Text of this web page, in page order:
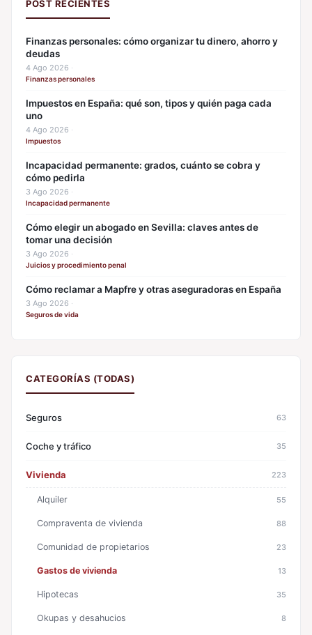
POST RECIENTES
Finanzas personales: cómo organizar tu dinero, ahorro y
deudas
4 Ago 2026 ·
Finanzas personales
Impuestos en España: qué son, tipos y quién paga cada
uno
4 Ago 2026 ·
Impuestos
Incapacidad permanente: grados, cuánto se cobra y
cómo pedirla
3 Ago 2026 ·
Incapacidad permanente
Cómo elegir un abogado en Sevilla: claves antes de
tomar una decisión
3 Ago 2026 ·
Juicios y procedimiento penal
Cómo reclamar a Mapfre y otras aseguradoras en España
3 Ago 2026 ·
Seguros de vida
CATEGORÍAS (TODAS)
Seguros 63
Coche y tráfico 35
Vivienda 223
Alquiler 55
Compraventa de vivienda 88
Comunidad de propietarios 23
Gastos de vivienda 13
Hipotecas 35
Okupas y desahucios 8